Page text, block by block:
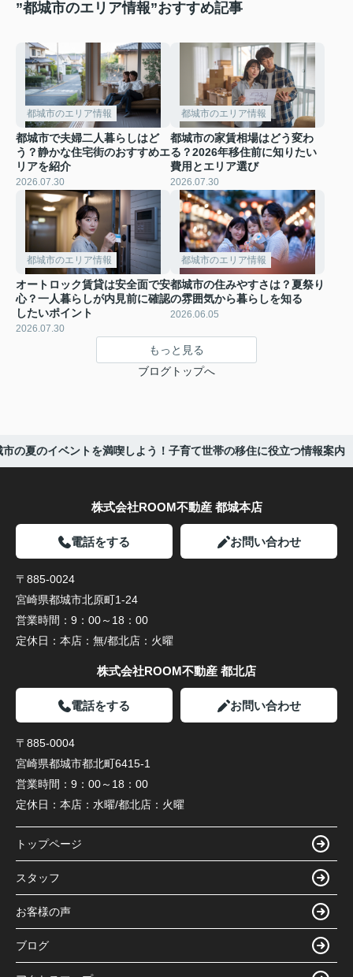
”都城市のエリア情報”おすすめ記事
都城市のエリア情報
都城市で夫婦二人暮らしはど
う？静かな住宅街のおすすめエ
リアを紹介
2026.07.30
都城市のエリア情報
都城市の家賃相場はどう変わ
る？2026年移住前に知りたい
費用とエリア選び
2026.07.30
都城市のエリア情報
オートロック賃貸は安全面で安
心？一人暮らしが内見前に確認
したいポイント
2026.07.30
都城市のエリア情報
都城市の住みやすさは？夏祭り
の雰囲気から暮らしを知る
2026.06.05
もっと見る
ブログトップへ
市の夏のイベントを満喫しよう！子育て世帯の移住に役立つ情報案内
株式会社ROOM不動産 都城本店
電話をする お問い合わせ
〒885-0024
宮崎県都城市北原町1-24
営業時間： 9：00～18：00
定休日： 本店：無/都北店：火曜
株式会社ROOM不動産 都北店
電話をする お問い合わせ
〒885-0004
宮崎県都城市都北町6415-1
営業時間： 9：00～18：00
定休日： 本店：水曜/都北店：火曜
トップページ
スタッフ
お客様の声
ブログ